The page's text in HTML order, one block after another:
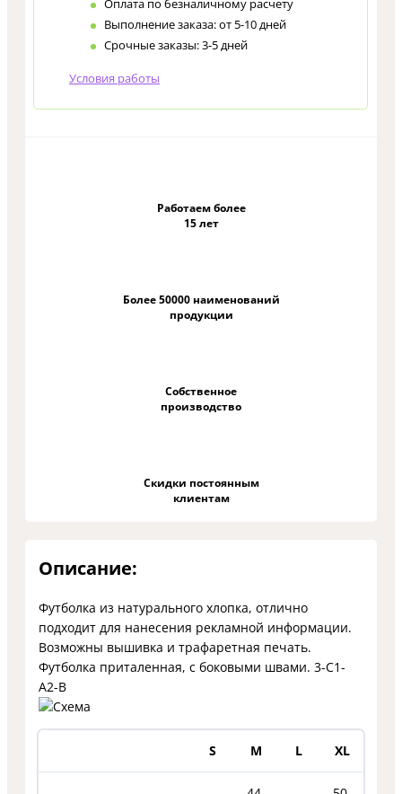
Оплата по безналичному расчету
Выполнение заказа: от 5-10 дней
Срочные заказы: 3-5 дней
Условия работы
Работаем более
15 лет
Более 50000 наименований
продукции
Собственное
производство
Скидки постоянным
клиентам
Описание:
Футболка из натурального хлопка, отлично
подходит для нанесения рекламной информации.
Возможны вышивка и трафаретная печать.
Футболка приталенная, с боковыми швами. 3-C1-
A2-B
S M L XL